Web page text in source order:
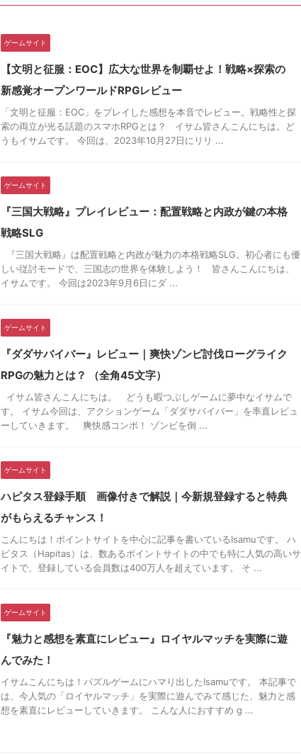
ゲームサイト
【文明と征服：EOC】広大な世界を制覇せよ！戦略×探索の
新感覚オープンワールドRPGレビュー
「文明と征服：EOC」をプレイした感想を本音でレビュー。戦略性と探
索の両立が光る話題のスマホRPGとは？ イサム皆さんこんにちは。ど
うもイサムです。 今回は、2023年10月27日にリリ ...
ゲームサイト
『三国大戦略』プレイレビュー：配置戦略と内政が鍵の本格
戦略SLG
『三国大戦略』は配置戦略と内政が魅力の本格戦略SLG。初心者にも優
しい従討モードで、三国志の世界を体験しよう！ 皆さんこんにちは、
イサムです。 今回は2023年9月6日にダ ...
ゲームサイト
『ダダサバイバー』レビュー｜爽快ゾンビ討伐ローグライク
RPGの魅力とは？ （全角45文字）
イサム皆さんこんにちは。 どうも暇つぶしゲームに夢中なイサムで
す。 イサム今回は、アクションゲーム「ダダサバイバー」を率直レビュ
ーしていきます。 爽快感コンボ！ ゾンビを倒 ...
ゲームサイト
ハピタス登録手順 画像付きで解説｜今新規登録すると特典
がもらえるチャンス！
こんにちは！ポイントサイトを中心に記事を書いているIsamuです。 ハ
ピタス（Hapitas）は、数あるポイントサイトの中でも特に人気の高いサ
イトで、登録している会員数は400万人を超えています。 そ ...
ゲームサイト
『魅力と感想を素直にレビュー』ロイヤルマッチを実際に遊
んでみた！
イサムこんにちは！パズルゲームにハマり出したIsamuです。 本記事で
は、今人気の「ロイヤルマッチ」を実際に遊んでみて感じた、魅力と感
想を素直にレビューしていきます。 こんな人におすすめ ɡ ...